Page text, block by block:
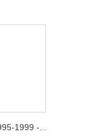
1999 -...